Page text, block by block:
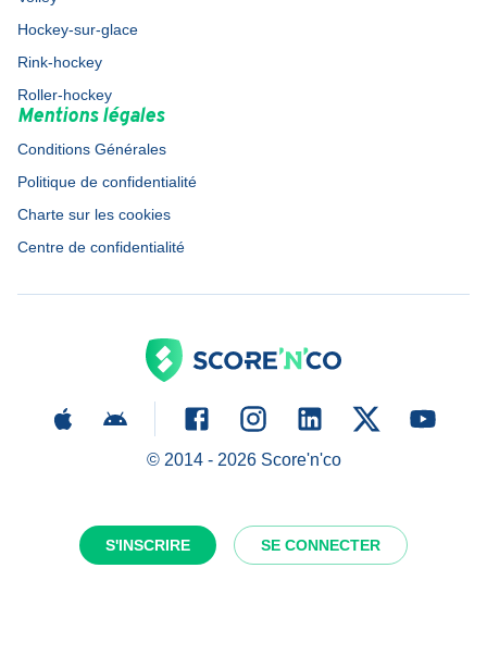
S'INSCRIRE SE CONNECTER
Hockey-sur-glace
Rink-hockey
Roller-hockey
Mentions légales
Conditions Générales
Politique de confidentialité
Charte sur les cookies
Centre de confidentialité
© 2014 - 2026Score'n'co